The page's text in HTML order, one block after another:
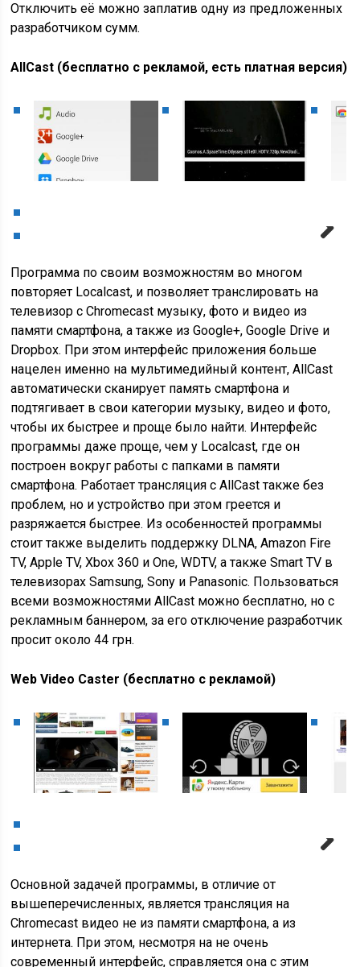
Отключить её можно заплатив одну из предложенных
разработчиком сумм.
AllCast (бесплатно с рекламой, есть платная версия)
Программа по своим возможностям во многом
повторяет Localcast, и позволяет транслировать на
телевизор с Chromecast музыку, фото и видео из
памяти смартфона, а также из Google+, Google Drive и
Dropbox. При этом интерфейс приложения больше
нацелен именно на мультимедийный контент, AllCast
автоматически сканирует память смартфона и
подтягивает в свои категории музыку, видео и фото,
чтобы их быстрее и проще было найти. Интерфейс
программы даже проще, чем у Localcast, где он
построен вокруг работы с папками в памяти
смартфона. Работает трансляция с AllCast также без
проблем, но и устройство при этом греется и
разряжается быстрее. Из особенностей программы
стоит также выделить поддержку DLNA, Amazon Fire
TV, Apple TV, Xbox 360 и One, WDTV, а также Smart TV в
телевизорах Samsung, Sony и Panasonic. Пользоваться
всеми возможностями AllCast можно бесплатно, но с
рекламным баннером, за его отключение разработчик
просит около 44 грн.
Web Video Caster (бесплатно с рекламой)
Основной задачей программы, в отличие от
вышеперечисленных, является трансляция на
Chromecast видео не из памяти смартфона, а из
интернета. При этом, несмотря на не очень
современный интерфейс, справляется она с этим